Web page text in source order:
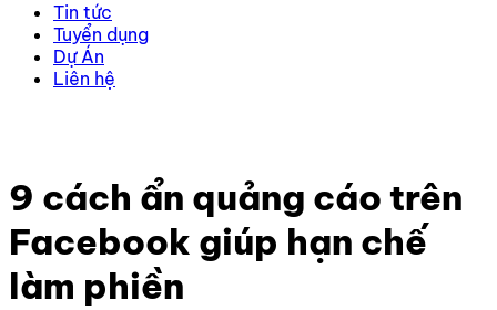
Tin tức
Tuyển dụng
Dự Án
Liên hệ
9 cách ẩn quảng cáo trên
Facebook giúp hạn chế
làm phiền